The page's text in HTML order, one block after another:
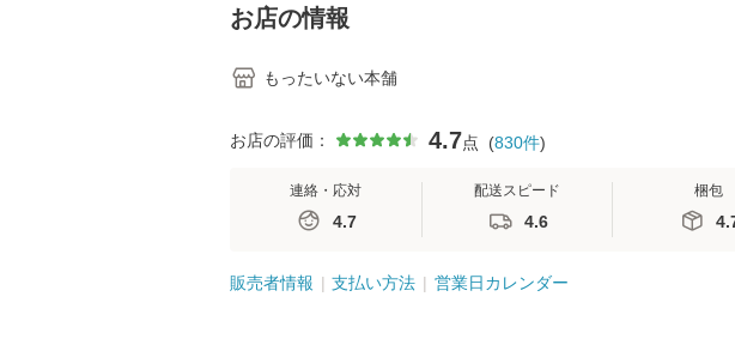
堂 [単行
お店の情報
もったいない本舗
お店の評価： 4.7点 (830件)
連絡・応対
4.7
配送スピード
4.6
梱包
販売者情報 支払い方法 営業日カレンダー